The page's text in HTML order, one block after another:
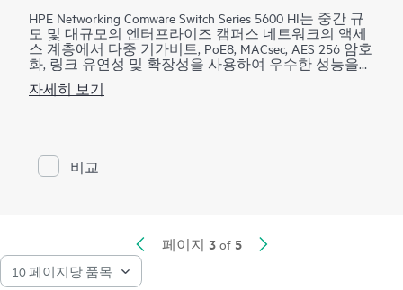
HPE Networking Comware Switch Series 5600 HI는 중간 규
모 및 대규모의 엔터프라이즈 캠퍼스 네트워크의 액세
스 계층에서 다중 기가비트, PoE8, MACsec, AES 256 암호
화, 링크 유연성 및 확장성을 사용하여 우수한 성능을
있습니다. 이 시리즈는 DRNI 및 IRF를 통한 개선된 복원
SmartMC(Smart Management Center)를 통한 내장형 네트
워크 관리, IMC를 통한 네트워크 가시성 향상을 제공합
자세히 보기
비교
페이지 3of 5